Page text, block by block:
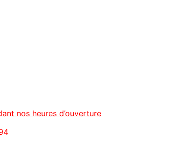
nos heures d’ouverture